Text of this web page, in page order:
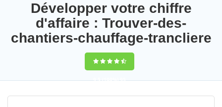
Développer votre chiffre
d'affaire : Trouver-des-
chantiers-chauffage-trancliere
9,5(100%)95
votes